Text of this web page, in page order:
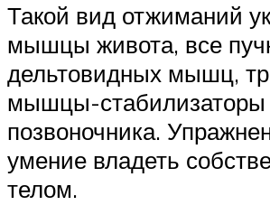
Такой вид отжиманий
мышцы живота, все
дельтовидных мышц,
мышцы-стабилизаторы
позвоночника.
умение владеть
телом.